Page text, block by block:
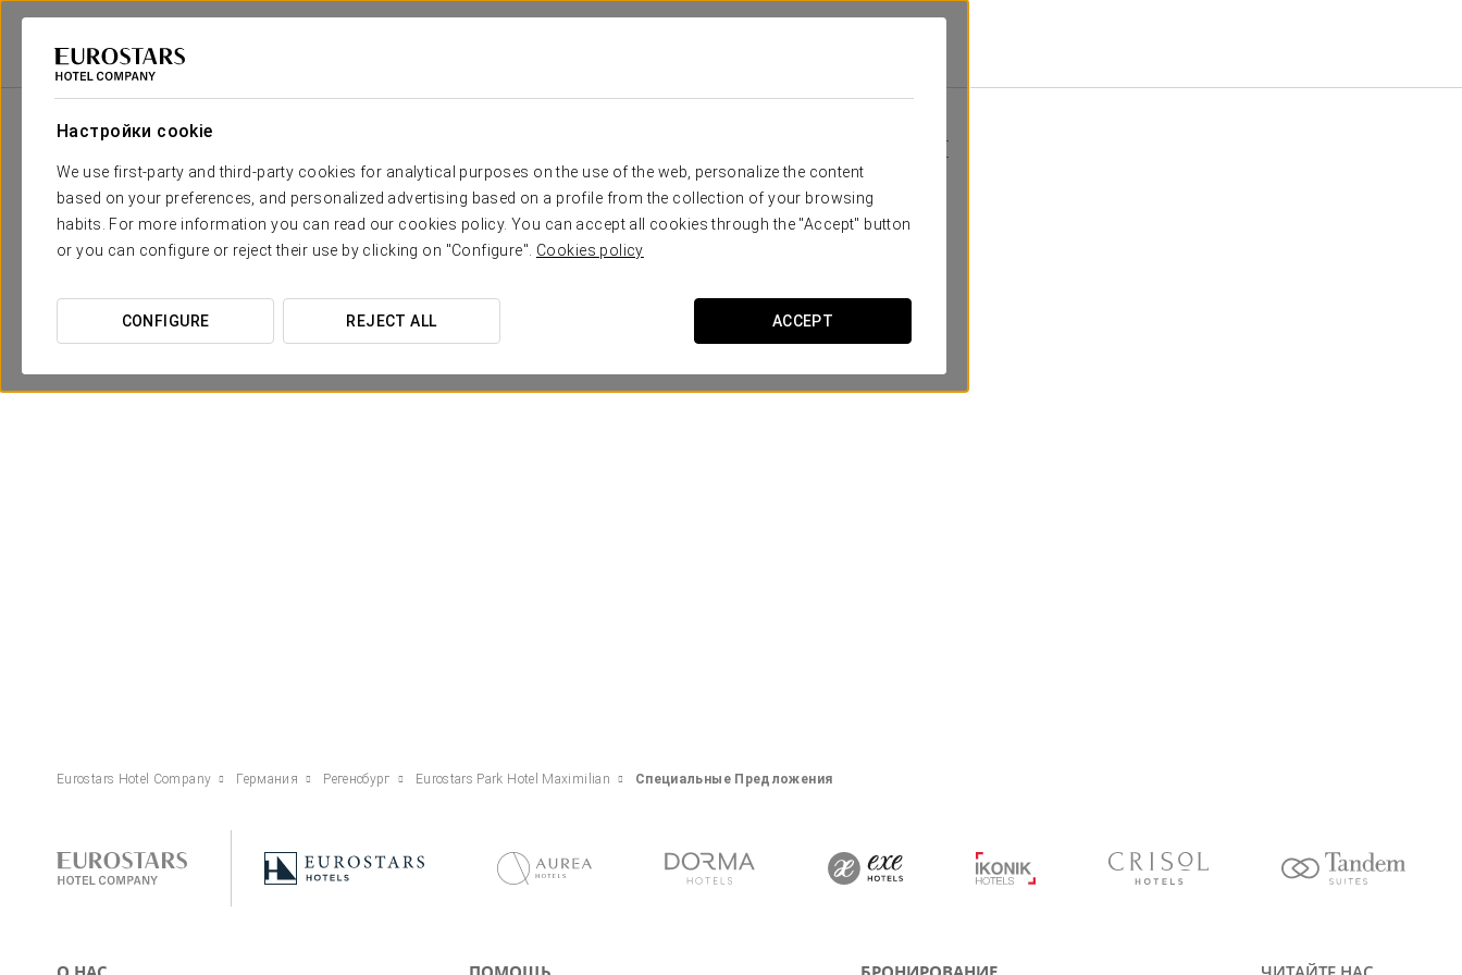
Настройки cookie
We use first-party and third-party cookies for analytical purposes on the use of the web, personalize the content
based on your preferences, and personalized advertising based on a profile from the collection of your browsing
habits. For more information you can read our cookies policy. You can accept all cookies through the "Accept" button
or you can configure or reject their use by clicking on "Configure". Cookies policy
CONFIGURE REJECT ALL ACCEPT
Eurostars Hotel Company
Специальные Предложения
Pомантический опыт
40 €
Eurostars Hotel Company Германия Регенсбург Eurostars Park Hotel Maximilian Специальные Предложения